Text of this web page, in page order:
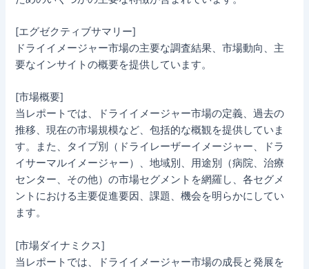
[エグゼクティブサマリー]
ドライイメージャー市場の主要な調査結果、市場動向、主
要なインサイトの概要を提供しています。
[市場概要]
当レポートでは、ドライイメージャー市場の定義、過去の
推移、現在の市場規模など、包括的な概観を提供していま
す。また、タイプ別（ドライレーザーイメージャー、ドラ
イサーマルイメージャー）、地域別、用途別（病院、治療
センター、その他）の市場セグメントを網羅し、各セグメ
ントにおける主要促進要因、課題、機会を明らかにしてい
ます。
[市場ダイナミクス]
当レポートでは、ドライイメージャー市場の成長と発展を